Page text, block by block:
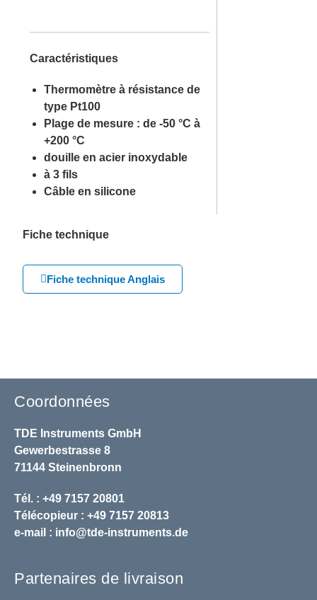
Caractéristiques
Thermomètre à résistance de
type Pt100
Plage de mesure : de -50 °C à
+200 °C
douille en acier inoxydable
à 3 fils
Câble en silicone
Fiche technique
Fiche technique Anglais
Coordonnées
TDE Instruments GmbH
Gewerbestrasse 8
71144 Steinenbronn
Tél. : +49 7157 20801
Télécopieur : +49 7157 20813
e-mail : info@tde-instruments.de
Partenaires de livraison